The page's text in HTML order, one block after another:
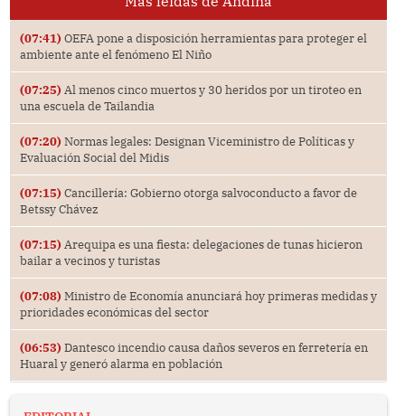
(07:41) OEFA pone a disposición herramientas para proteger el
ambiente ante el fenómeno El Niño
(07:25) Al menos cinco muertos y 30 heridos por un tiroteo en
una escuela de Tailandia
(07:20) Normas legales: Designan Viceministro de Políticas y
Evaluación Social del Midis
(07:15) Cancillería: Gobierno otorga salvoconducto a favor de
Betssy Chávez
(07:15) Arequipa es una fiesta: delegaciones de tunas hicieron
bailar a vecinos y turistas
(07:08) Ministro de Economía anunciará hoy primeras medidas y
prioridades económicas del sector
(06:53) Dantesco incendio causa daños severos en ferretería en
Huaral y generó alarma en población